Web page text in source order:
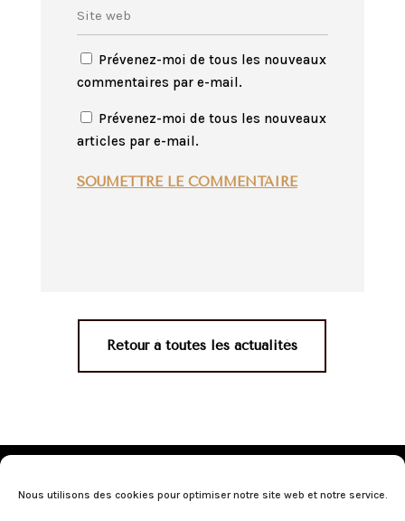
Nous utilisons des cookies pour optimiser notre site web et notre service.
Prévenez-moi de tous les nouveaux
commentaires par e-mail.
Prévenez-moi de tous les nouveaux
articles par e-mail.
SOUMETTRE LE COMMENTAIRE
Retour à toutes les actualités
Conditions générales de vente•Nos revendeurs•